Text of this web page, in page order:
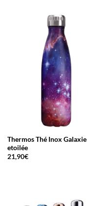
Thermos Thé Inox Galaxie
etoilée
21,90€